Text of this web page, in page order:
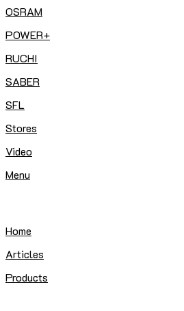
OSRAM
POWER+
RUCHI
SABER
SFL
Stores
Video
Menu
Home
Articles
Products